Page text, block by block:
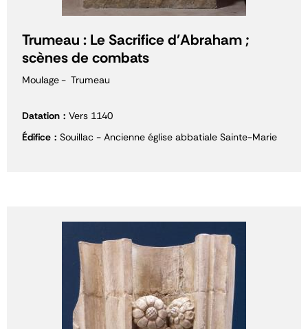
Trumeau : Le Sacrifice d'Abraham ;
scènes de combats
Moulage Trumeau
Datation
Vers 1140
Édifice
Souillac - Ancienne église abbatiale Sainte-Marie